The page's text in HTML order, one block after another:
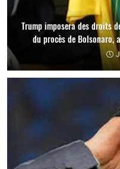
Trump imposera des droits
du procès de Bolsonaro,